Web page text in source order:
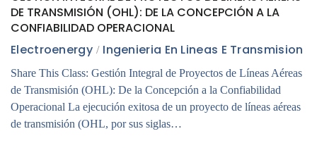
DE TRANSMISIÓN (OHL): DE LA CONCEPCIÓN A LA
CONFIABILIDAD OPERACIONAL
Electroenergy
Ingenieria En Lineas E Transmision
Share This Class: Gestión Integral de Proyectos de Líneas Aéreas
de Transmisión (OHL): De la Concepción a la Confiabilidad
Operacional La ejecución exitosa de un proyecto de líneas aéreas
de transmisión (OHL, por sus siglas…